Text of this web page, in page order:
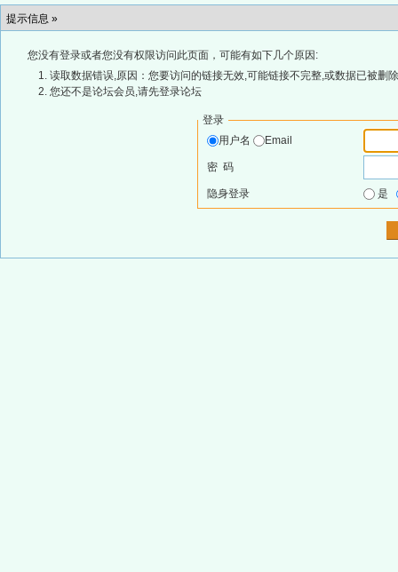
提示信息 »
您没有登录或者您没有权限访问此页面，可能有如下几个原因:
读取数据错误,原因：您要访问的链接无效,可能链接不完整,或数据已被删
您还不是论坛会员,请先登录论坛
登录
用户名
Email
密 码
隐身登录 是